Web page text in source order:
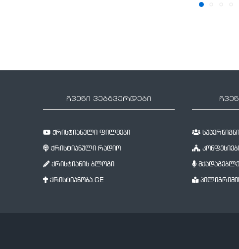
ჩვენი ვებგვერდები
ქრისტიანული ფილმები
ქრისტიანული რადიო
ქრისტიანის ბლოგი
ქრისტიანობა.GE